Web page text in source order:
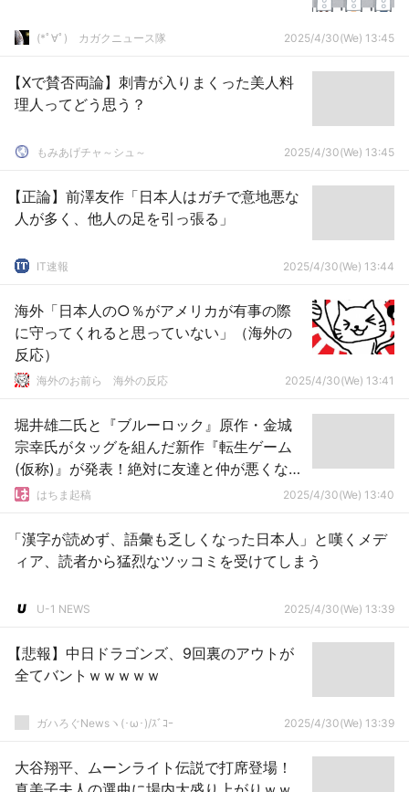
(*ﾟ∀ﾟ)ゞカガクニュース隊 2025/4/30(We) 13:45
【Xで賛否両論】刺青が入りまくった美人料
理人ってどう思う？
もみあげチャ～シュ～ 2025/4/30(We) 13:45
【正論】前澤友作「日本人はガチで意地悪な
人が多く、他人の足を引っ張る」
IT速報 2025/4/30(We) 13:44
海外「日本人の○％がアメリカが有事の際
に守ってくれると思っていない」（海外の
反応）
海外のお前ら 海外の反応 2025/4/30(We) 13:41
堀井雄二氏と『ブルーロック』原作・金城
宗幸氏がタッグを組んだ新作『転生ゲーム
(仮称)』が発表！絶対に友達と仲が悪くなる
すごろくゲーム
はちま起稿 2025/4/30(We) 13:40
「漢字が読めず、語彙も乏しくなった日本人」と嘆くメデ
ィア、読者から猛烈なツッコミを受けてしまう
U-1 NEWS 2025/4/30(We) 13:39
【悲報】中日ドラゴンズ、9回裏のアウトが
全てバントｗｗｗｗｗ
ガハろぐNewsヽ(･ω･)/ｽﾞｺｰ 2025/4/30(We) 13:39
大谷翔平、ムーンライト伝説で打席登場！